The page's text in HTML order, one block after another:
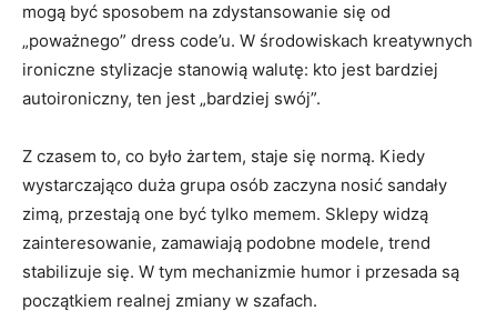
mogą być sposobem na zdystansowanie się od
„poważnego” dress code’u. W środowiskach kreatywnych
ironiczne stylizacje stanowią walutę: kto jest bardziej
autoironiczny, ten jest „bardziej swój”.
Z czasem to, co było żartem, staje się normą. Kiedy
wystarczająco duża grupa osób zaczyna nosić sandały
zimą, przestają one być tylko memem. Sklepy widzą
zainteresowanie, zamawiają podobne modele, trend
stabilizuje się. W tym mechanizmie humor i przesada są
początkiem realnej zmiany w szafach.